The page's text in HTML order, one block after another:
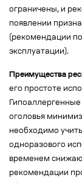
ограничены, и
появлении
(рекомендации
эксплуатации).
Преимущества
его простоте
оголовья
необходимо
одноразового
временем
рекомендации